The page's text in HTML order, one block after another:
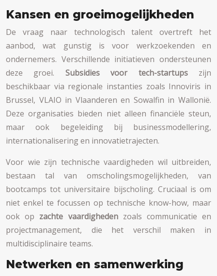
Kansen en groeimogelijkheden
De vraag naar technologisch talent overtreft het
aanbod, wat gunstig is voor werkzoekenden en
ondernemers. Verschillende initiatieven ondersteunen
deze groei. Subsidies voor tech-startupszijn
beschikbaar via regionale instanties zoals Innoviris in
Brussel, VLAIO in Vlaanderen en Sowalfin in Wallonië.
Deze organisaties bieden niet alleen financiële steun,
maar ook begeleiding bij businessmodellering,
internationalisering en innovatietrajecten.
Voor wie zijn technische vaardigheden wil uitbreiden,
bestaan tal van omscholingsmogelijkheden, van
bootcamps tot universitaire bijscholing. Cruciaal is om
niet enkel te focussen op technische know-how, maar
ook op zachte vaardighedenzoals communicatie en
projectmanagement, die het verschil maken in
multidisciplinaire teams.
Netwerken en samenwerking